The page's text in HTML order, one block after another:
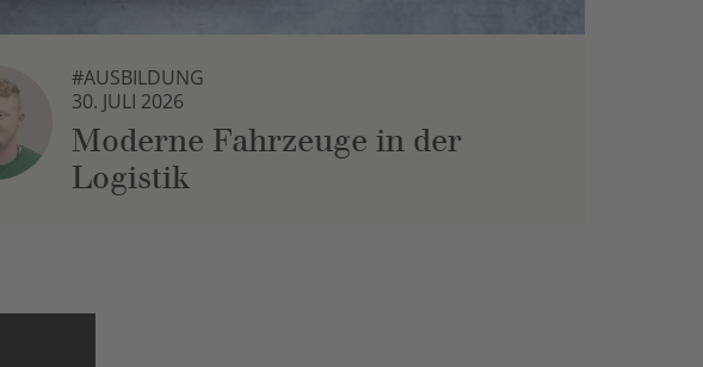
#AUSBILDUNG
30. JULI 2026
Moderne Fahrzeuge in der
Logistik